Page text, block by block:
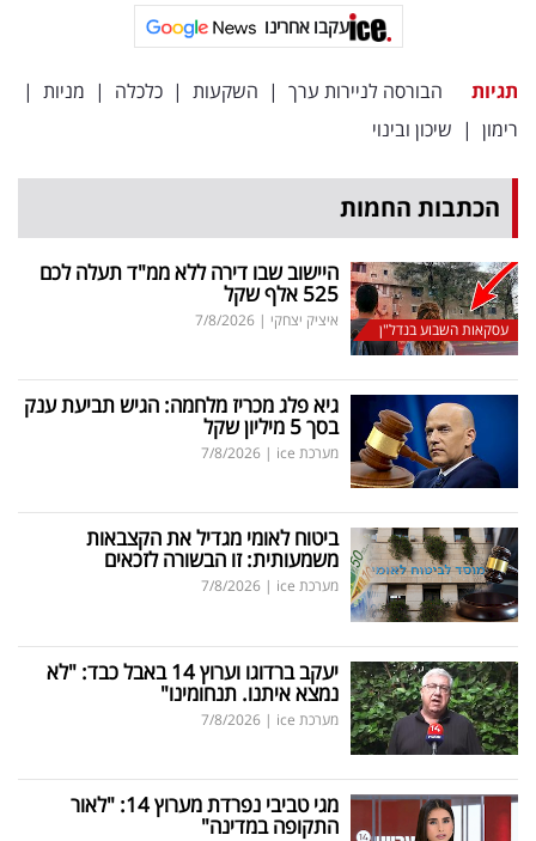
עקבו אחרינו
תגיות הבורסה לניירות ערך | השקעות | כלכלה | מניות |
רימון | שיכון ובינוי
הכתבות החמות
עסקאות השבוע בנדל"ן
היישוב שבו דירה ללא ממ"ד תעלה לכם
525 אלף שקל
איציק יצחקי |
7/8/2026
גיא פלג מכריז מלחמה: הגיש תביעת ענק
בסך 5 מיליון שקל
מערכת ice |
7/8/2026
ביטוח לאומי מגדיל את הקצבאות
משמעותית: זו הבשורה לזכאים
מערכת ice |
7/8/2026
יעקב ברדוגו וערוץ 14 באבל כבד: "לא
נמצא איתנו. תנחומינו"
מערכת ice |
7/8/2026
מגי טביבי נפרדת מערוץ 14: "לאור
התקופה במדינה"